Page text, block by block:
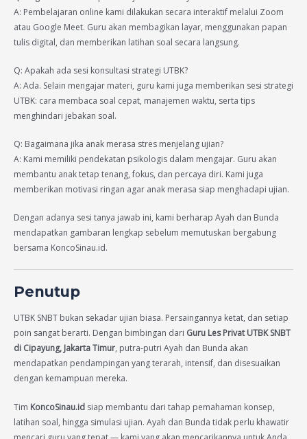
A: Pembelajaran online kami dilakukan secara interaktif melalui Zoom
atau Google Meet. Guru akan membagikan layar, menggunakan papan
tulis digital, dan memberikan latihan soal secara langsung.
Q: Apakah ada sesi konsultasi strategi UTBK?
A: Ada. Selain mengajar materi, guru kami juga memberikan sesi strategi
UTBK: cara membaca soal cepat, manajemen waktu, serta tips
menghindari jebakan soal.
Q: Bagaimana jika anak merasa stres menjelang ujian?
A: Kami memiliki pendekatan psikologis dalam mengajar. Guru akan
membantu anak tetap tenang, fokus, dan percaya diri. Kami juga
memberikan motivasi ringan agar anak merasa siap menghadapi ujian.
Dengan adanya sesi tanya jawab ini, kami berharap Ayah dan Bunda
mendapatkan gambaran lengkap sebelum memutuskan bergabung
bersama KoncoSinau.id.
Penutup
UTBK SNBT bukan sekadar ujian biasa. Persaingannya ketat, dan setiap
poin sangat berarti. Dengan bimbingan dari Guru Les Privat UTBK SNBT
di Cipayung, Jakarta Timur, putra-putri Ayah dan Bunda akan
mendapatkan pendampingan yang terarah, intensif, dan disesuaikan
dengan kemampuan mereka.
Tim KoncoSinau.id siap membantu dari tahap pemahaman konsep,
latihan soal, hingga simulasi ujian. Ayah dan Bunda tidak perlu khawatir